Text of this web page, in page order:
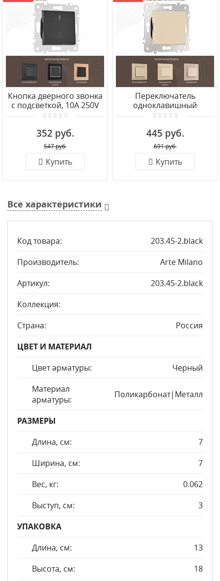
Кнопка дверного звонка
с подсветкой, 10A 250V
203.37-1.black Arte Milano
352 руб.
547 руб.
Купить
Переключатель
одноклавишный
перекрёстный, 10AX 250V
Milano
445 руб.
691 руб.
Купить
Все характеристики
Код товара:
203.45-2.black
Производитель:
Arte Milano
Артикул:
203.45-2.black
Коллекция:
Страна:
Россия
ЦВЕТ И МАТЕРИАЛ
Цвет арматуры:
Черный
Материал
арматуры:
Поликарбонат|Металл
РАЗМЕРЫ
Длина, см:
7
Ширина, см:
7
Вес, кг:
0.062
Выступ, см:
3
УПАКОВКА
Длина, см:
13
Высота, см:
18